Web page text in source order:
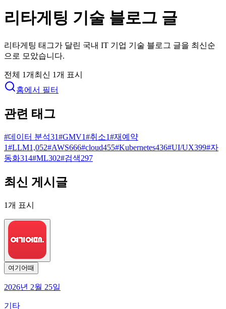
리타게팅 기술 블로그 글
리타게팅 태그가 달린 국내 IT 기업 기술 블로그 글을 최신순
으로 모았습니다.
전체 1개 최신 1개 표시
홈에서 필터
관련 태그
#데이터 분석31#GMV1#취소1#재예약
1#LLM1,052#AWS666#cloud455#Kubernetes436#UI/UX399#자
동화314#ML302#검색297
최신 게시글
1개 표시
여기어때
2026년 2월 25일
기타